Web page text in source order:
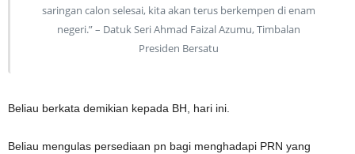
saringan calon selesai, kita akan terus berkempen di enam
negeri.” – Datuk Seri Ahmad Faizal Azumu, Timbalan
Presiden Bersatu
Beliau berkata demikian kepada BH, hari ini.
Beliau mengulas persediaan pn bagi menghadapi PRN yang